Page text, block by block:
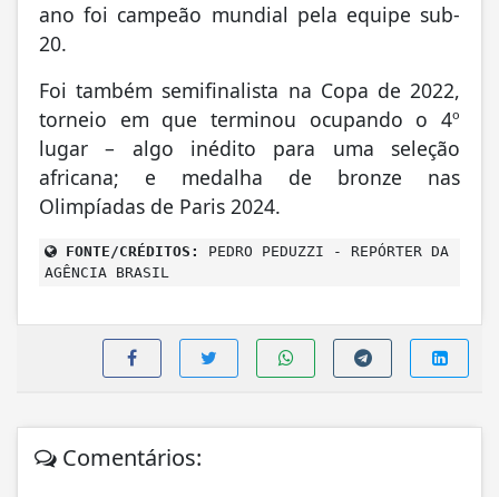
ano foi campeão mundial pela equipe sub-
20.
Foi também semifinalista na Copa de 2022,
torneio em que terminou ocupando o 4º
lugar – algo inédito para uma seleção
africana; e medalha de bronze nas
Olimpíadas de Paris 2024.
FONTE/CRÉDITOS:
PEDRO PEDUZZI - REPÓRTER DA
AGÊNCIA BRASIL
Comentários: